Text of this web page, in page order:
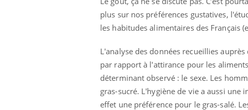
plus sur nos préférences gustatives,
les habitudes alimentaires des Français
L'analyse des données recueillies
par rapport à l'attirance pour les
déterminant observé : le sexe. Les
gras-sucré. L'hygiène de vie a aussi
effet une préférence pour le gras-salé.
Et si les caries pouvaient
bientôt disparaître sans
plombage ?